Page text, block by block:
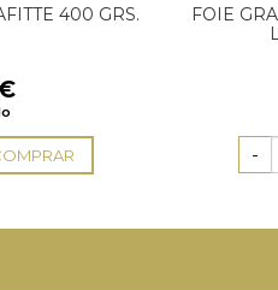
400 GRS.
FOIE